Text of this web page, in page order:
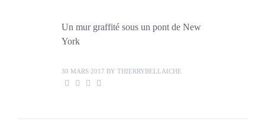
Un mur graffité sous un pont de New
York
30 MARS 2017 BY THIERRYBELLAICHE